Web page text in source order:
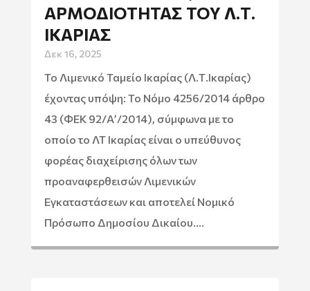
ΑΡΜΟΔΙΌΤΗΤΑΣ ΤΟΥ Λ.Τ.
ΙΚΑΡΊΑΣ
Δεκ 16, 2025
Το Λιμενικό Ταμείο Ικαρίας (Λ.Τ.Ικαρίας)
έχοντας υπόψη: Το Νόμο 4256/2014 άρθρο
43 (ΦΕΚ 92/Α’/2014), σύμφωνα με το
οποίο το ΛΤ Ικαρίας είναι ο υπεύθυνος
φορέας διαχείρισης όλων των
προαναφερθεισών Λιμενικών
Εγκαταστάσεων και αποτελεί Νομικό
Πρόσωπο Δημοσίου Δικαίου....